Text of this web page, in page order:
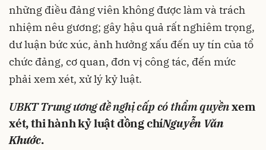
những điều đảng viên không được làm và trách
nhiệm nêu gương; gây hậu quả rất nghiêm trọng,
dư luận bức xúc, ảnh hưởng xấu đến uy tín của tổ
chức đảng, cơ quan, đơn vị công tác, đến mức
phải xem xét, xử lý kỷ luật.
UBKT Trung ương đề nghị cấp có thẩm quyềnxem
xét, thi hành kỷ luật đồng chíNguyễn Văn
Khước.